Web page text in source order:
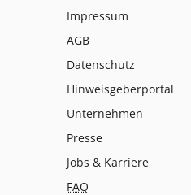
Impressum
AGB
Datenschutz
Hinweisgeberportal
Unternehmen
Presse
Jobs & Karriere
FAQ